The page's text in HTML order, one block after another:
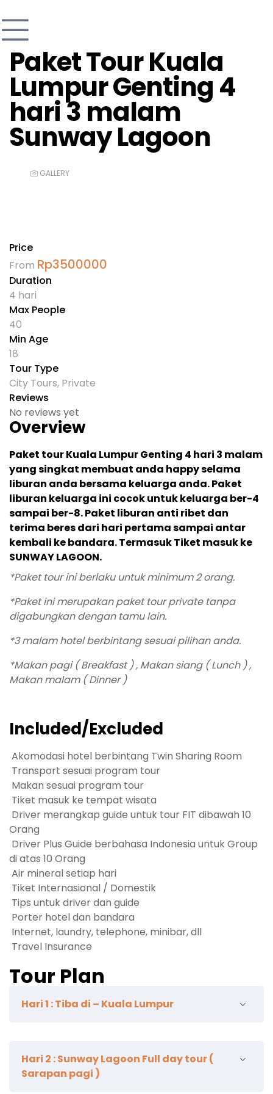
Paket Tour Kuala
Lumpur Genting 4
hari 3 malam
Sunway Lagoon
GALLERY
Price
From Rp3500000
Duration
4 hari
Max People
40
Min Age
18
Tour Type
City Tours, Private
Reviews
No reviews yet
Overview
Paket tour Kuala Lumpur Genting 4 hari 3 malam
yang singkat membuat anda happy selama
liburan anda bersama keluarga anda. Paket
liburan keluarga ini cocok untuk keluarga ber-4
sampai ber-8. Paket liburan anti ribet dan
terima beres dari hari pertama sampai antar
kembali ke bandara. Termasuk Tiket masuk ke
SUNWAY LAGOON.
*Paket tour ini berlaku untuk minimum 2 orang.
*Paket ini merupakan paket tour private tanpa
digabungkan dengan tamu lain.
*3 malam hotel berbintang sesuai pilihan anda.
*Makan pagi ( Breakfast ) , Makan siang ( Lunch ) ,
Makan malam ( Dinner )
Included/Excluded
Akomodasi hotel berbintang Twin Sharing Room
Transport sesuai program tour
Makan sesuai program tour
Tiket masuk ke tempat wisata
Driver merangkap guide untuk tour FIT dibawah 10
Orang
Driver Plus Guide berbahasa Indonesia untuk Group
di atas 10 Orang
Air mineral setiap hari
Tiket Internasional / Domestik
Tips untuk driver dan guide
Porter hotel dan bandara
Internet, laundry, telephone, minibar, dll
Travel Insurance
Tour Plan
Hari 1 : Tiba di – Kuala Lumpur
kemudian transfer ke hotel untuk check in. Acara
bebas anda bisa menjelejahi
Hari 2 : Sunway Lagoon Full day tour (
Sarapan pagi )